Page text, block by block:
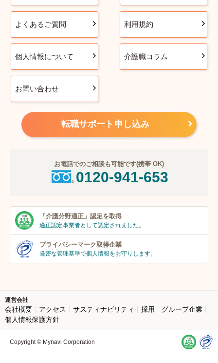
よくあるご質問 利用規約
個人情報について 介護職コラム
お問い合わせ
転職サポート申し込み
お電話でのご相談も可能です(携帯 OK)
0120-941-653
「介護分野適正」 認定を取得
適正認定事業者として認定されました。
プライバシーマーク取得企業
厳密な管理基準で個人情報をお守りします。
運営会社
会社概要 アクセス サスティナビリティ 採用
グループ企業
個人情報保護方針
Copyright © Mynavi Corporation